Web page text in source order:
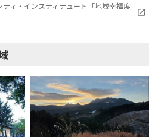
ィ・インスティテュート「地域幸福度